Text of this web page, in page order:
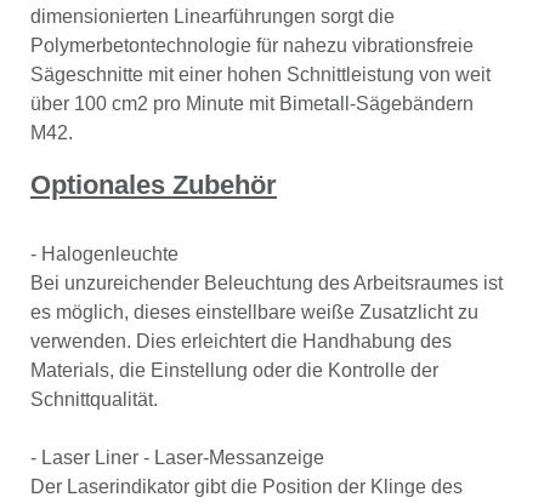
dimensionierten Linearführungen sorgt die
Polymerbetontechnologie für nahezu vibrationsfreie
Sägeschnitte mit einer hohen Schnittleistung von weit
über 100 cm2 pro Minute mit Bimetall-Sägebändern
M42.
Optionales Zubehör
- Halogenleuchte
Bei unzureichender Beleuchtung des Arbeitsraumes ist
es möglich, dieses einstellbare weiße Zusatzlicht zu
verwenden. Dies erleichtert die Handhabung des
Materials, die Einstellung oder die Kontrolle der
Schnittqualität.
- Laser Liner - Laser-Messanzeige
Der Laserindikator gibt die Position der Klinge des